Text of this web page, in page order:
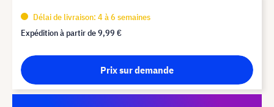
Délai de livraison: 4 à 6 semaines
Expédition à partir de9,99 €
Prix sur demande